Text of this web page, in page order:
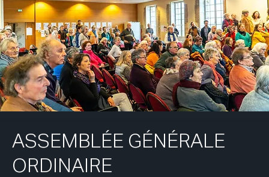
ASSEMBLÉE GÉNÉRALE
ORDINAIRE